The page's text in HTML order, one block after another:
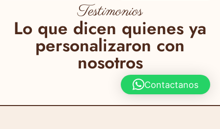
Testimonios
Lo que dicen quienes ya
personalizaron con
nosotros
Contactanos